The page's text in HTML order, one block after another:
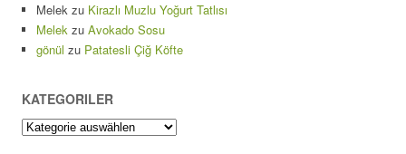
Melek zu Kirazlı Muzlu Yoğurt Tatlısı
Melek zu Avokado Sosu
gönül zu Patatesli Çiğ Köfte
KATEGORILER
Kategoriler